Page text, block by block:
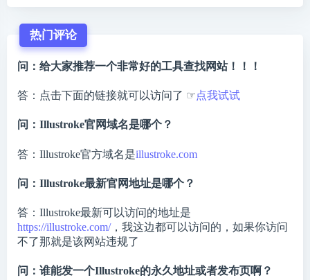
热门评论
问：给大家推荐一个非常好的工具查找网站！！！
答：点击下面的链接就可以访问了 ☞点我试试
问：Illustroke官网域名是哪个？
答：Illustroke官方域名是illustroke.com
问：Illustroke最新官网地址是哪个？
答：Illustroke最新可以访问的地址是
https://illustroke.com/，我这边都可以访问的，如果你访问
不了那就是该网站违规了
问：谁能发一个Illustroke的永久地址或者发布页啊？